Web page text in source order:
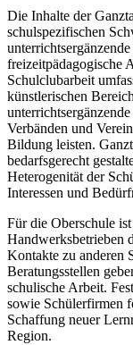
Die Inhalte der
schulspezifischen
freizeitpädagogische
Schulclubarbeit
künstlerischen
Verbänden und
Bildung leisten.
bedarfsgerecht
Heterogenität der
Interessen und
Für die Oberschule
Handwerksbetrieben
Kontakte zu anderen
Beratungsstellen
schulische Arbeit.
sowie Schülerfirmen
Schaffung neuer
Region.